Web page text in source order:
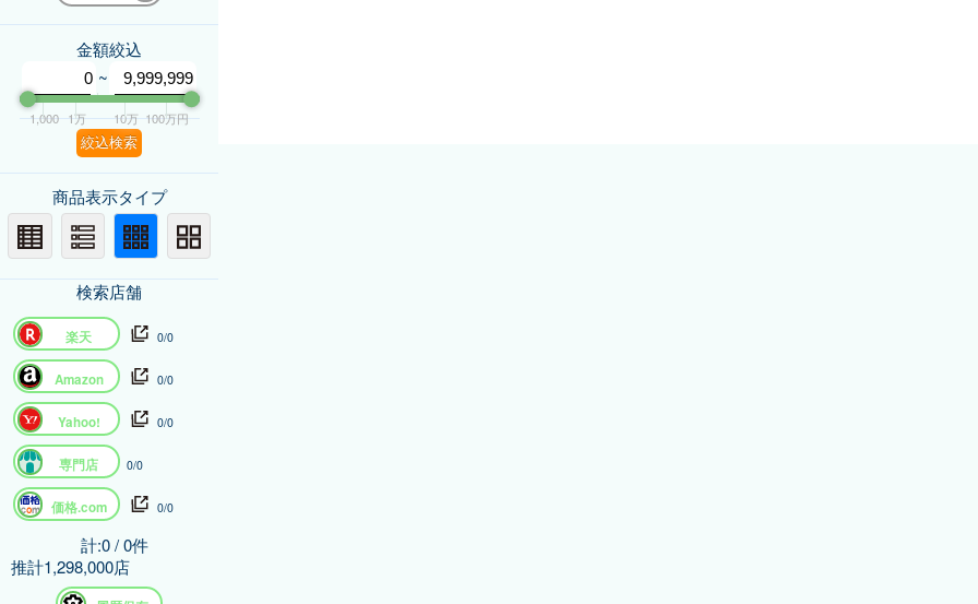
金額絞込
~
1,000 1万 10万 100万円
絞込検索
商品表示タイプ
検索店舗
楽天 0/0
Amazon 0/0
Yahoo! 0/0
専門店 0/0
価格.com 0/0
計:0 / 0件
推計1,298,000店